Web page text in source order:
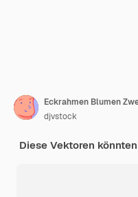
Eckrahmen Blumen
djvstock
Diese Vektoren